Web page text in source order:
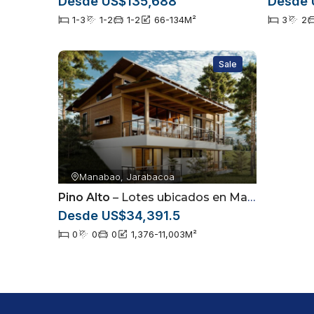
Balcón
Tiempo de construcción de 6 a 8 meses
1-3 1-2 1-2 66-134M² 3 2
Sale
Manabao, Jarabacoa
Pino Alto – Lotes ubicados en Manabao, Jarabacoa
Desde US$34,391.5
0 0 0 1,376-11,003M²